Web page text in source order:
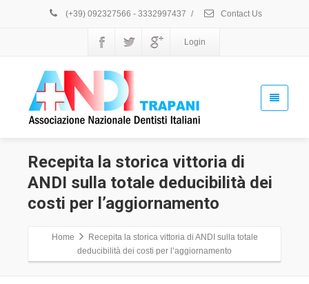
(+39) 092327566 - 3332997437 / Contact Us
Login
Recepita la storica vittoria di
ANDI sulla totale deducibilità dei
costi per l’aggiornamento
Home
Recepita la storica vittoria di ANDI sulla totale
deducibilità dei costi per l’aggiornamento